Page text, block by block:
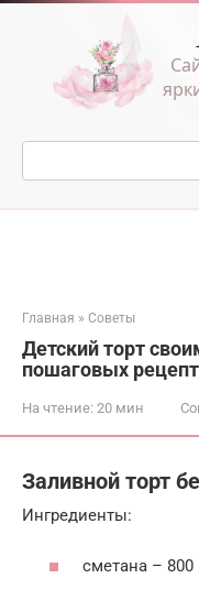
Перейти
Поиск:
Главная » Советы
Детский торт
пошаговых
На чтение: 20 мин
Заливной торт
Ингредиенты:
сметана – 800